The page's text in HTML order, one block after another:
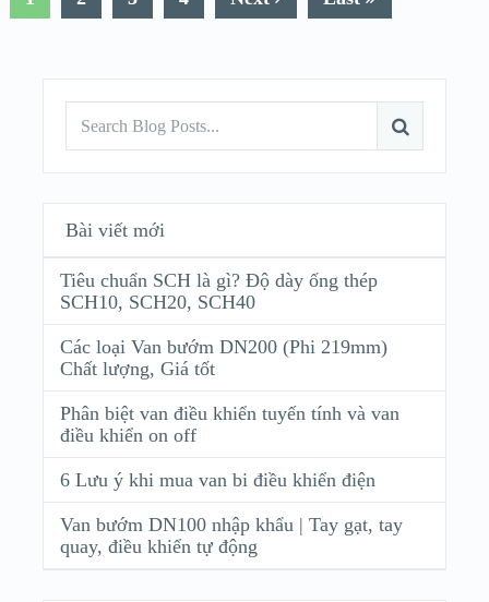
Bài viết mới
Tiêu chuẩn SCH là gì? Độ dày ống thép
SCH10, SCH20, SCH40
Các loại Van bướm DN200 (Phi 219mm)
Chất lượng, Giá tốt
Phân biệt van điều khiển tuyến tính và van
điều khiển on off
6 Lưu ý khi mua van bi điều khiển điện
Van bướm DN100 nhập khẩu | Tay gạt, tay
quay, điều khiển tự động